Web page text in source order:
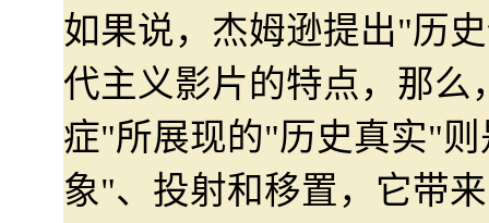
如果说，杰姆逊提出"历
代主义影片的特点，那
症"所展现的"历史真实"
象"、投射和移置，它带